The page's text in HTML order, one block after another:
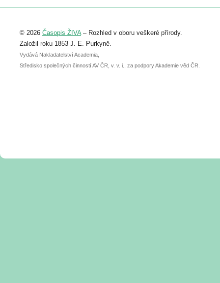
Registrovat se můžete do 6. září.
abstraktu přihlášené přednášky nebo
posteru je už 30. června.
© 2026 Časopis ŽIVA– Rozhled v oboru veškeré přírody.
Založil roku 1853 J. E. Purkyně.
Vydává Nakladatelství Academia,
Středisko společných činností AV ČR, v. v. i., za podpory Akademie věd ČR.